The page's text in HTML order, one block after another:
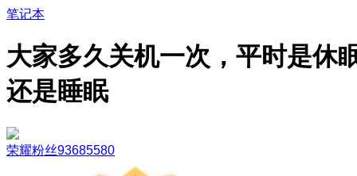
笔记本
大家多久关机一次，平时是休
还是睡眠
荣耀粉丝93685580